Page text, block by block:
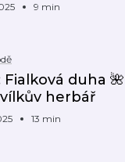
9 min
duha 🌺 |
herbář
13 min